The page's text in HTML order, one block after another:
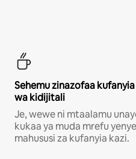
Sehemu zinazofaa
wa kidijitali
Je, wewe ni mtaalamu
kukaa ya muda mrefu
mahususi za kufanyia kazi.